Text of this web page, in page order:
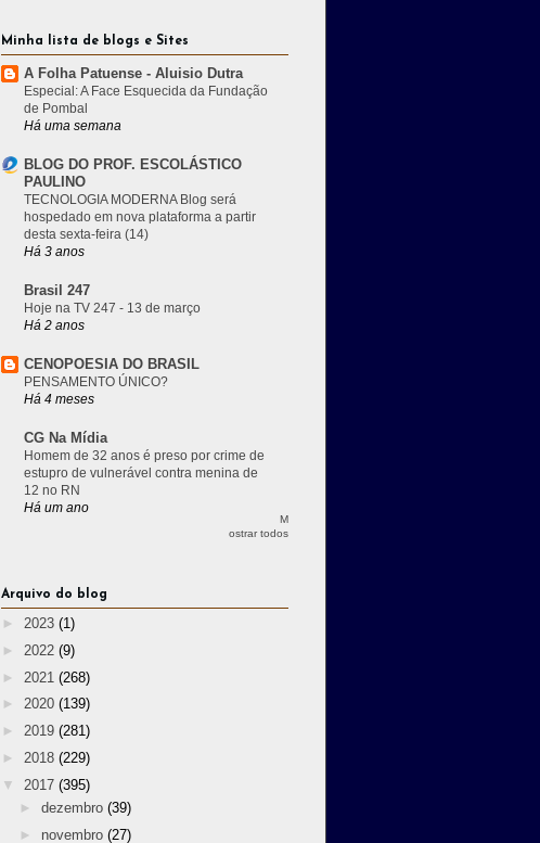
Minha lista de blogs e Sites
A Folha Patuense - Aluisio Dutra
Especial: A Face Esquecida da Fundação
de Pombal
Há uma semana
BLOG DO PROF. ESCOLÁSTICO
PAULINO
TECNOLOGIA MODERNA Blog será
hospedado em nova plataforma a partir
desta sexta-feira (14)
Há 3 anos
Brasil 247
Hoje na TV 247 - 13 de março
Há 2 anos
CENOPOESIA DO BRASIL
PENSAMENTO ÚNICO?
Há 4 meses
CG Na Mídia
Homem de 32 anos é preso por crime de
estupro de vulnerável contra menina de
12 no RN
Há um ano
M
ostrar todos
Arquivo do blog
► 2023 (1)
► 2022 (9)
► 2021 (268)
► 2020 (139)
► 2019 (281)
► 2018 (229)
▼ 2017 (395)
► dezembro (39)
► novembro (27)